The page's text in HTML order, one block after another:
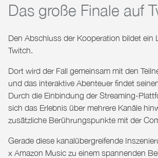
Das große Finale auf
Den Abschluss der Kooperation bildet ein
Twitch
Dort wird der Fall gemeinsam mit den
und das interaktive Abenteuer findet
Durch die Einbindung der Streaming-
sich das Erlebnis über mehrere Kanäle
zusätzliche Berührungspunkte mit der
Gerade diese kanalübergreifende
x Amazon Music zu einem spannenden